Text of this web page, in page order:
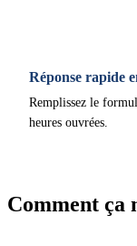
Réponse rapide
Remplissez le
heures ouvrées.
Comment ça